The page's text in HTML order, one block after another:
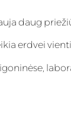
daug
erdvei